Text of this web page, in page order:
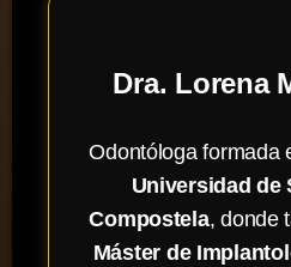
Dra. Lorena
Odontóloga formada
Universidad de
Compostela, donde
Máster de